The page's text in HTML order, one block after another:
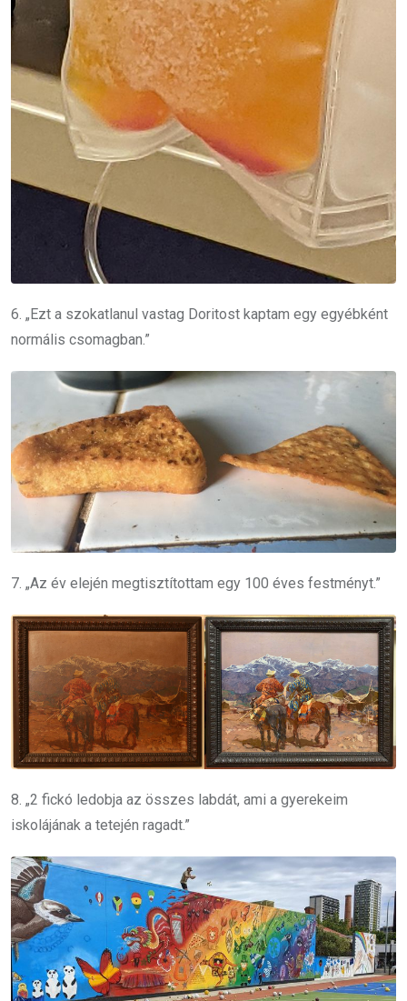
6. „Ezt a szokatlanul vastag Doritost kaptam egy egyébként
normális csomagban.”
7. „Az év elején megtisztítottam egy 100 éves festményt.”
8. „2 fickó ledobja az összes labdát, ami a gyerekeim
iskolájának a tetején ragadt.”